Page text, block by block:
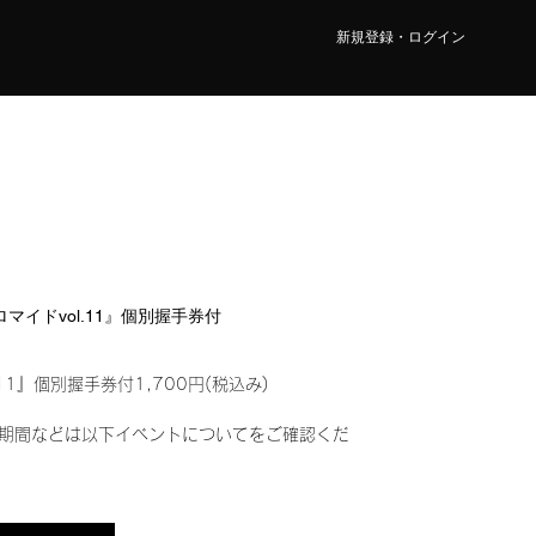
新規登録・ログイン
マイドvol.11』個別握手券付
』個別握手券付1,700円(税込み)
間などは以下イベントについてをご確認くだ